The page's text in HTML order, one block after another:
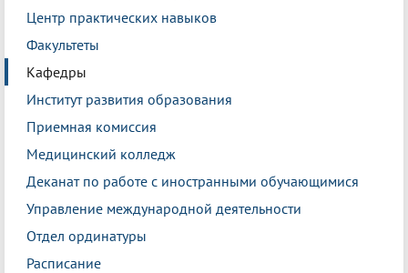
Центр практических навыков
Факультеты
Кафедры
Институт развития образования
Приемная комиссия
Медицинский колледж
Деканат по работе с иностранными обучающимися
Управление международной деятельности
Отдел ординатуры
Расписание